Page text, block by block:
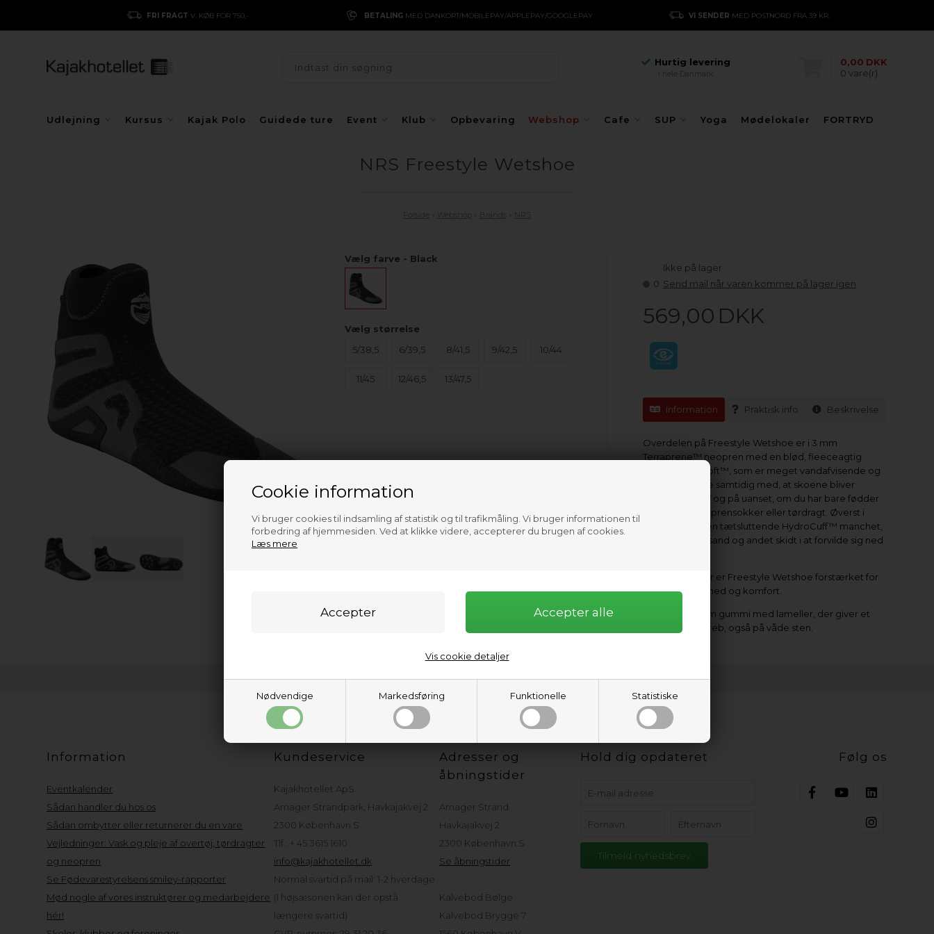
Cookie information
Vi bruger cookies til indsamling af statistik og til trafikmåling. Vi bruger informationen til
forbedring af hjemmesiden. Ved at klikke videre, accepterer du brugen af cookies.
Læs mere
Nødvendige Markedsføring Funktionelle Statistiske
Vis cookie detaljer
FRI FRAGT V. KØB FOR 750,- BETALING MED DANKORT/MOBILEPAY/APPLEPAY/GOOGLEPAY VI SENDER MED POSTNORD FRA 39 KR.
Hurtig levering
Hurtig levering
i hele Danmark
i hele Danmark
0,00 DKK
0 vare(r)
Udlejning Kursus Kajak Polo Guidede ture Event Klub Opbevaring Webshop Cafe SUP Yoga Mødelokaler FORTRYD
NRS Freestyle Wetshoe
Vælg farve - Black
Vælg størrelse
5/38,5
6/39,5 8/41,5 9/42,5 10/44
11/45 12/46,5 13/47,5
0
Ikke på lager
Send mail når varen kommer på lager igen
569,00 DKK
Information Praktisk info Beskrivelse
Overdelen på Freestyle Wetshoe er i 3 mm
Terraprene™ neopren med en blød, fleeceagtig
foring i VaporLoft™, som er meget vandafvisende og
hurtigttørrende samtidig med, at skoene bliver
nemme at få af og på uanset, om du har bare fødder
eller bære neoprensokker eller tørdragt. Øverst i
skaftet er der en tætsluttende HydroCuff™ manchet,
der forhindrer sand og andet skidt i at forvilde sig ned
På hæl og tæer er Freestyle Wetshoe forstærket for
ekstra holdbarhed og komfort.
Sålen er i 1,5 mm gummi med lameller, der giver et
virkelig godt greb, også på våde sten.
Information
Eventkalender
Sådan handler du hos os
Sådan ombytter eller returnerer du en vare
Vejledninger: Vask og pleje af overtøj, tørdragter
og neopren
Se Fødevarestyrelsens smiley-rapporter
Mød nogle af vores instruktører og medarbejdere
hér!
Kundeservice
Kajakhotellet ApS
Amager Strandpark, Havkajakvej 2
2300 København S
Tlf.: + 45 3615 1610
info@kajakhotellet.dk
Normal svartid på mail: 1-2 hverdage
(I højsæsonen kan der opstå
længere svartid)
Adresser og
åbningstider
Amager Strand
Havkajakvej 2
2300 København S
Se åbningstider
Kalvebod Bølge
Kalvebod Brygge 7
Hold dig opdateret Følg os